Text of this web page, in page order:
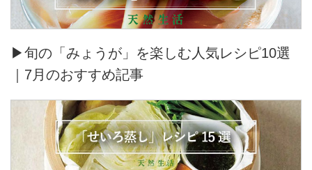
▶旬の「みょうが」を楽しむ人気レシピ10選
｜7月のおすすめ記事